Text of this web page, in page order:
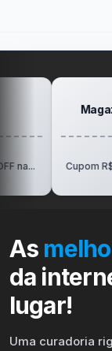
Magazine Luiza
Cupom R$ 100 OFF
As
da
lugar!
Uma curadoria